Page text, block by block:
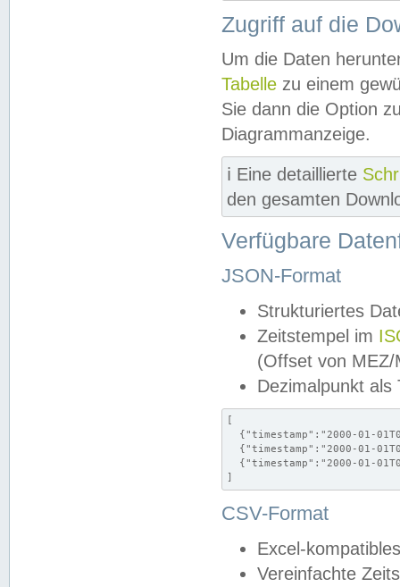
Zugriff auf die
Um die Daten
Tabelle zu einem
Sie dann die Option
Diagrammanzeige.
ℹ️ Eine detaillierte
den gesamten
Verfügbare
JSON-Format
Strukturiertes
Zeitstempel im
(Offset von MEZ/
Dezimalpunkt als
[
{"timestamp":"2000-01-
{"timestamp":"2000-01-
{"timestamp":"2000-01-
]
CSV-Format
Excel-
Vereinfachte